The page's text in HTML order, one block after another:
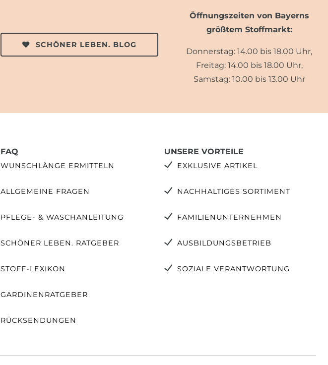
SCHÖNER LEBEN. BLOG
Öffnungszeiten von Bayerns
größtem Stoffmarkt:
Donnerstag: 14.00 bis 18.00 Uhr,
Freitag: 14.00 bis 18.00 Uhr,
Samstag: 10.00 bis 13.00 Uhr
FAQ
WUNSCHLÄNGE ERMITTELN
ALLGEMEINE FRAGEN
PFLEGE- & WASCHANLEITUNG
SCHÖNER LEBEN. RATGEBER
STOFF-LEXIKON
GARDINENRATGEBER
RÜCKSENDUNGEN
UNSERE VORTEILE
EXKLUSIVE ARTIKEL
NACHHALTIGES SORTIMENT
FAMILIENUNTERNEHMEN
AUSBILDUNGSBETRIEB
SOZIALE VERANTWORTUNG